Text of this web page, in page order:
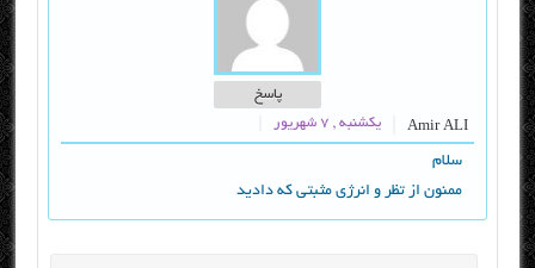
پاسخ
Amir ALI یکشنبه , ۷ شهریور
سلام
ممنون از تظر و انرژی مثبتی که دادید